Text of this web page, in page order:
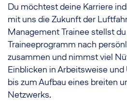
Du möchtest deine Karriere
mit uns die Zukunft der
Management Trainee stellst
Traineeprogramm nach
zusammen und nimmst viel
Einblicken in Arbeitsweise
bis zum Aufbau eines breiten
Netzwerks.